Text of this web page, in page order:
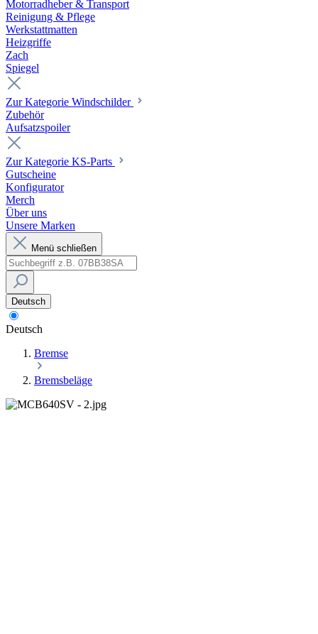
Motorradheber & Transport
Reinigung & Pflege
Werkstattmatten
Heizgriffe
Zach
Spiegel
Zur Kategorie Windschilder
Zubehör
Aufsatzspoiler
Zur Kategorie KS-Parts
Gutscheine
Konfigurator
Merch
Über uns
Unsere Marken
Menü schließen
Deutsch
Deutsch
Bremse
Bremsbeläge